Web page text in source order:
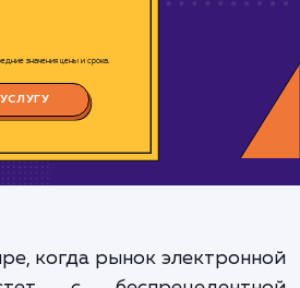
Указаны средние значения цены и срока.